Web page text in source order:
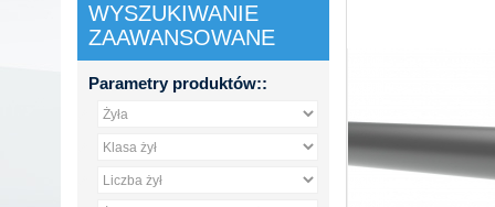
WYSZUKIWANIE
ZAAWANSOWANE
Parametry produktów::